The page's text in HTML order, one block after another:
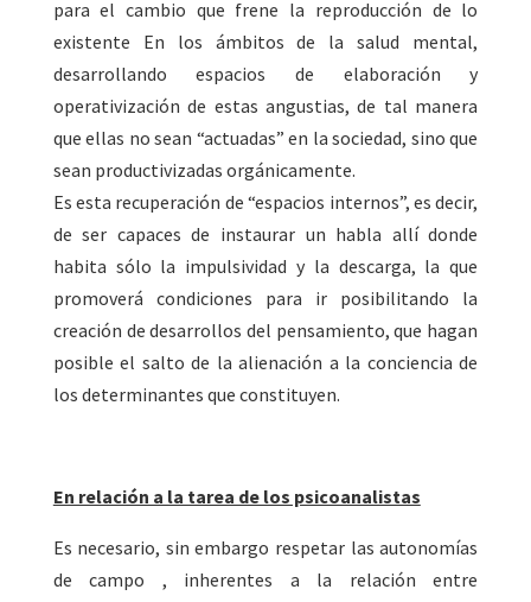
para el cambio que frene la reproducción de lo
existente En los ámbitos de la salud mental,
desarrollando espacios de elaboración y
operativización de estas angustias, de tal manera
que ellas no sean “actuadas” en la sociedad, sino que
sean productivizadas orgánicamente.
Es esta recuperación de “espacios internos”, es decir,
de ser capaces de instaurar un habla allí donde
habita sólo la impulsividad y la descarga, la que
promoverá condiciones para ir posibilitando la
creación de desarrollos del pensamiento, que hagan
posible el salto de la alienación a la conciencia de
los determinantes que constituyen.
En relación a la tarea de los psicoanalistas
Es necesario, sin embargo respetar las autonomías
de campo , inherentes a la relación entre